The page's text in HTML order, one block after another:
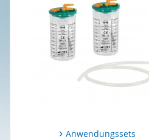
Anwendungssets